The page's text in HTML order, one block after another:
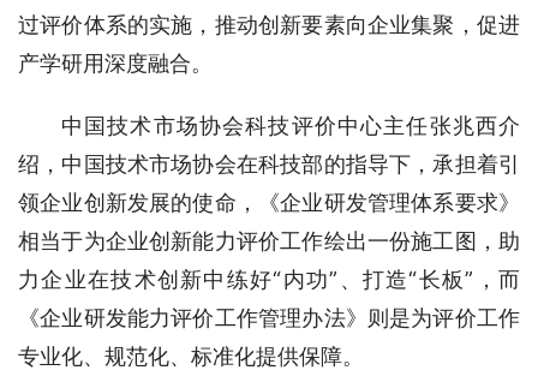
过评价体系的实施，推动创新要素向企业集聚，促进
产学研用深度融合。
中国技术市场协会科技评价中心主任张兆西介
绍，中国技术市场协会在科技部的指导下，承担着引
领企业创新发展的使命，《企业研发管理体系要求》
相当于为企业创新能力评价工作绘出一份施工图，助
力企业在技术创新中练好“内功”、打造“长板”，而
《企业研发能力评价工作管理办法》则是为评价工作
专业化、规范化、标准化提供保障。